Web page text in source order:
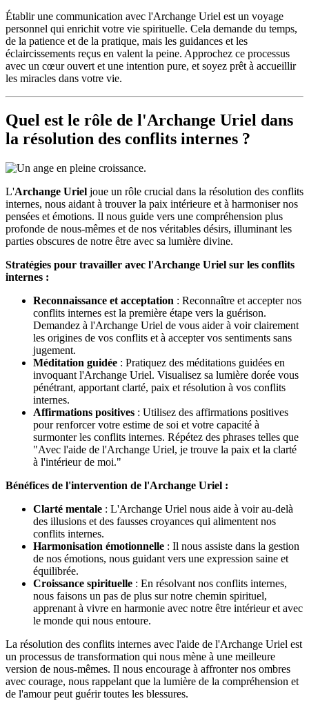
Établir une communication avec l'Archange Uriel est un voyage
personnel qui enrichit votre vie spirituelle. Cela demande du temps,
de la patience et de la pratique, mais les guidances et les
éclaircissements reçus en valent la peine. Approchez ce processus
avec un cœur ouvert et une intention pure, et soyez prêt à accueillir
les miracles dans votre vie.
Quel est le rôle de l'Archange Uriel dans
la résolution des conflits internes ?
L'Archange Uriel joue un rôle crucial dans la résolution des conflits
internes, nous aidant à trouver la paix intérieure et à harmoniser nos
pensées et émotions. Il nous guide vers une compréhension plus
profonde de nous-mêmes et de nos véritables désirs, illuminant les
parties obscures de notre être avec sa lumière divine.
Stratégies pour travailler avec l'Archange Uriel sur les conflits
internes :
Reconnaissance et acceptation : Reconnaître et accepter nos
conflits internes est la première étape vers la guérison.
Demandez à l'Archange Uriel de vous aider à voir clairement
les origines de vos conflits et à accepter vos sentiments sans
jugement.
Méditation guidée : Pratiquez des méditations guidées en
invoquant l'Archange Uriel. Visualisez sa lumière dorée vous
pénétrant, apportant clarté, paix et résolution à vos conflits
internes.
Affirmations positives : Utilisez des affirmations positives
pour renforcer votre estime de soi et votre capacité à
surmonter les conflits internes. Répétez des phrases telles que
"Avec l'aide de l'Archange Uriel, je trouve la paix et la clarté
à l'intérieur de moi."
Bénéfices de l'intervention de l'Archange Uriel :
Clarté mentale : L'Archange Uriel nous aide à voir au-delà
des illusions et des fausses croyances qui alimentent nos
conflits internes.
Harmonisation émotionnelle : Il nous assiste dans la gestion
de nos émotions, nous guidant vers une expression saine et
équilibrée.
Croissance spirituelle : En résolvant nos conflits internes,
nous faisons un pas de plus sur notre chemin spirituel,
apprenant à vivre en harmonie avec notre être intérieur et avec
le monde qui nous entoure.
La résolution des conflits internes avec l'aide de l'Archange Uriel est
un processus de transformation qui nous mène à une meilleure
version de nous-mêmes. Il nous encourage à affronter nos ombres
avec courage, nous rappelant que la lumière de la compréhension et
de l'amour peut guérir toutes les blessures.